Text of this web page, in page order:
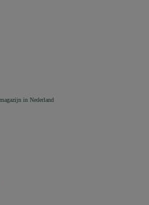
in Nederland